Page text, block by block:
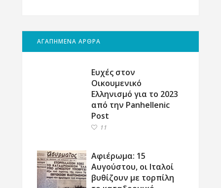
ΑΓΑΠΗΜΕΝΑ ΑΡΘΡΑ
Ευχές στον
Οικουμενικό
Ελληνισμό για το 2023
από την Panhellenic
Post
11
Αφιέρωμα: 15
Αυγούστου, οι Ιταλοί
βυθίζουν με τορπίλη